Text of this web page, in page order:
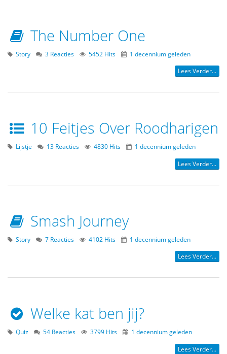
The Number One
Story 3 Reacties 5452 Hits 1 decennium geleden
Lees Verder...
10 Feitjes Over Roodharigen
Lijstje 13 Reacties 4830 Hits 1 decennium geleden
Lees Verder...
Smash Journey
Story 7 Reacties 4102 Hits 1 decennium geleden
Lees Verder...
Welke kat ben jij?
Quiz 54 Reacties 3799 Hits 1 decennium geleden
Lees Verder...